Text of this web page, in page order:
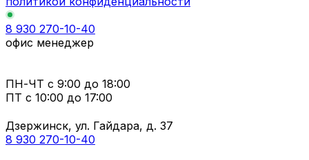
8 930 270-10-40
офис менеджер
ПН-ЧТ с 9:00 до 18:00
ПТ с 10:00 до 17:00
Дзержинск, ул. Гайдара, д. 37
8 930 270-10-40